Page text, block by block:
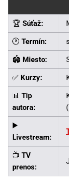
🏆 Súťaž:
🕐 Termín:
🏟 Miesto:
✅ Kurzy:
📊 Tip
autora:
▶️
Livestream:
📺 TV
prenos: